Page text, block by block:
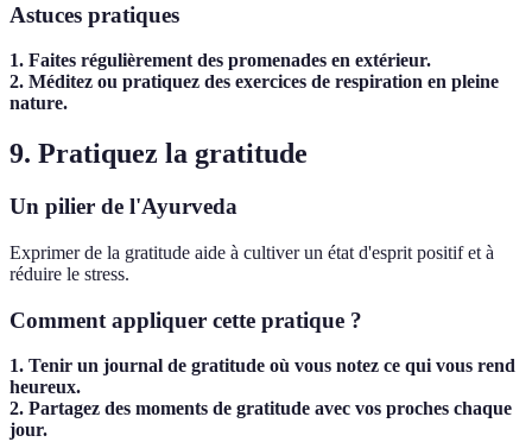
Astuces pratiques
1. Faites régulièrement des promenades en extérieur.
2. Méditez ou pratiquez des exercices de respiration en pleine
nature.
9. Pratiquez la gratitude
Un pilier de l'Ayurveda
Exprimer de la gratitude aide à cultiver un état d'esprit positif et à
réduire le stress.
Comment appliquer cette pratique ?
1. Tenir un journal de gratitude où vous notez ce qui vous rend
heureux.
2. Partagez des moments de gratitude avec vos proches chaque
jour.